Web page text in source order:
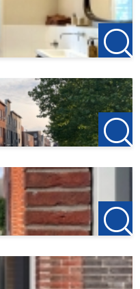
enkele minuten
van Woerden met leuke
centraal station,
met korte afstanden
van tijd ben je in hartje
Amsterdam en
half uur te bereiken.
wie tijdelijk tussen
de regio verblijft, familie
behoefte heeft aan
rust te komen. Je hoeft